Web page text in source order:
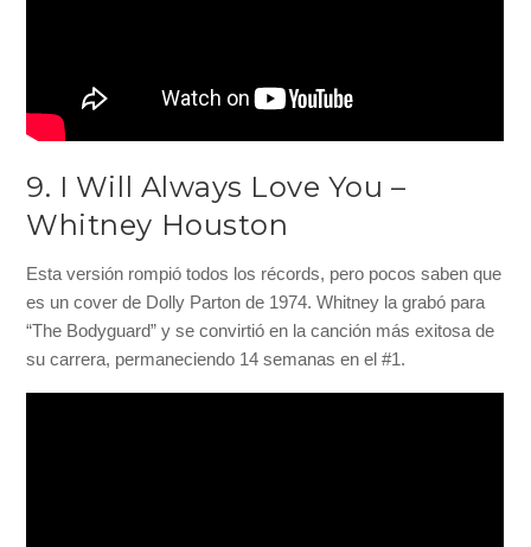
9. I Will Always Love You –
Whitney Houston
Esta versión rompió todos los récords, pero pocos saben que
es un cover de Dolly Parton de 1974. Whitney la grabó para
“The Bodyguard” y se convirtió en la canción más exitosa de
su carrera, permaneciendo 14 semanas en el #1.